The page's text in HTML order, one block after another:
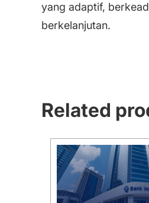
yang adaptif,
berkelanjutan.
Related